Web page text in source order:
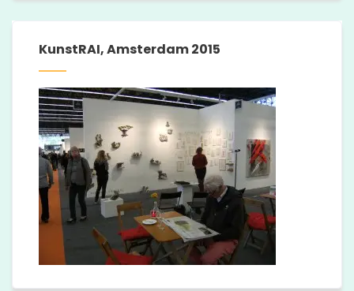
KunstRAI, Amsterdam 2015